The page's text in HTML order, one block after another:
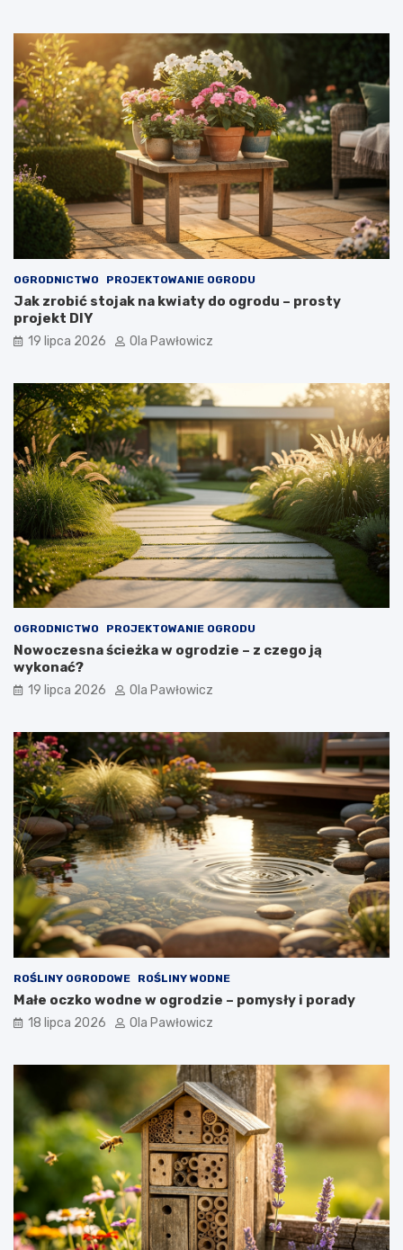
OGRODNICTWO PROJEKTOWANIE OGRODU
Jak zrobić stojak na kwiaty do ogrodu – prosty
projekt DIY
19 lipca 2026 Ola Pawłowicz
OGRODNICTWO PROJEKTOWANIE OGRODU
Nowoczesna ścieżka w ogrodzie – z czego ją
wykonać?
19 lipca 2026 Ola Pawłowicz
ROŚLINY OGRODOWE ROŚLINY WODNE
Małe oczko wodne w ogrodzie – pomysły i porady
18 lipca 2026 Ola Pawłowicz